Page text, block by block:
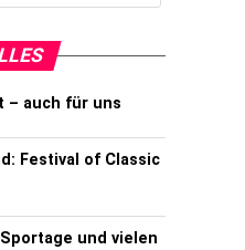
– auch für uns
Festival of Classic
und vielen